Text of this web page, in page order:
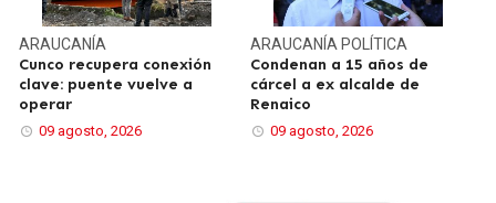
ARAUCANÍA
Cunco recupera conexión
clave: puente vuelve a
operar
09 agosto, 2026
ARAUCANÍA POLÍTICA
Condenan a 15 años de
cárcel a ex alcalde de
Renaico
09 agosto, 2026